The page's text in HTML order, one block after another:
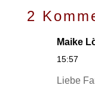
2
Maike
15:57
Liebe